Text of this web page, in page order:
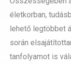
életkorban,
lehető legtöbbet
során
tanfolyamot is